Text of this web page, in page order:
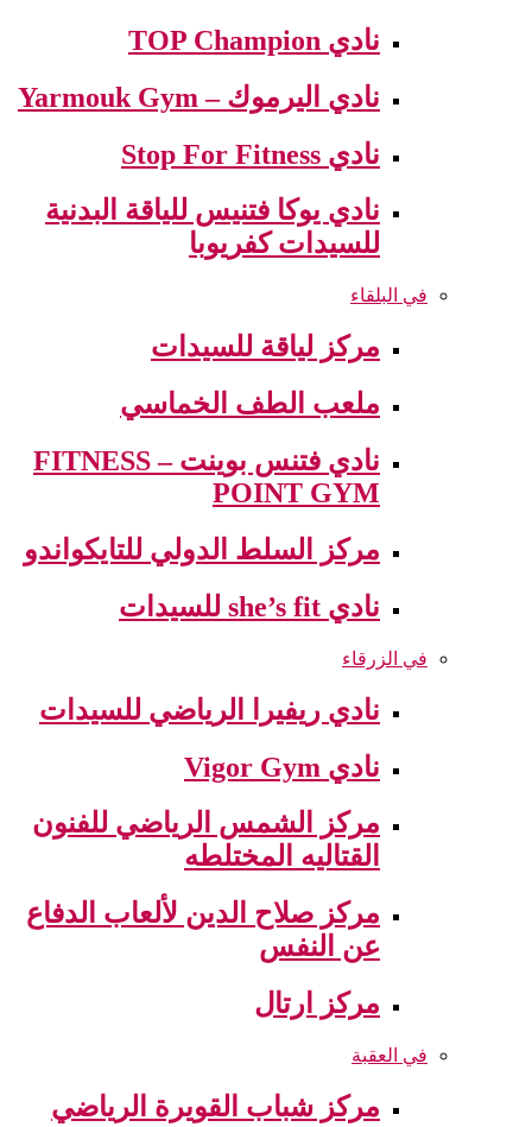
نادي TOP Champion
نادي اليرموك – Yarmouk Gym
نادي Stop For Fitness
نادي يوكا فتنيس للياقة البدنية
للسيدات كفريوبا
في البلقاء
مركز لياقة للسيدات
ملعب الطف الخماسي
نادي فتنس بوينت – FITNESS
POINT GYM
مركز السلط الدولي للتايكواندو
نادي she’s fit للسيدات
في الزرقاء
نادي ريفيرا الرياضي للسيدات
نادي Vigor Gym
مركز الشمس الرياضي للفنون
القتاليه المختلطه
مركز صلاح الدين لألعاب الدفاع
عن النفس
مركز ارتال
في العقبة
مركز شباب القويرة الرياضي